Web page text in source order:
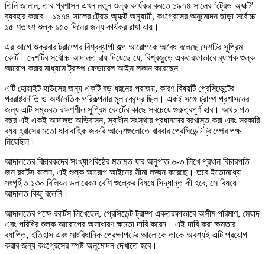
তিনি জানান, তার প্রশাসন এখন নতুন শুল্ক কার্যকর করতে ১৯৭৪ সালের ‘ট্রেড অ্যাক্ট’
ব্যবহার করবে। ১৯৭৪ সালের ট্রেড অ্যাক্ট অনুযায়ী, কংগ্রেসের অনুমোদন ছাড়া সর্বোচ্চ
১৫ শতাংশ শুল্ক ১৫০ দিনের জন্য কার্যকর রাখা যায়।
এর আগে শুক্রবার ট্রাম্পের বিশ্বব্যাপী শুল্প আরোপকে অবৈধ বলেছে দেশটির সুপ্রিম
কোর্ট। দেশটির সর্বোচ্চ আদালত রায় দিয়েছে যে, বিশ্বজুড়ে একতরফাভাবে ব্যাপক শুল্ক
আরোপ করার মাধ্যমে ট্রাম্প ফেডারেল আইন লঙ্ঘন করেছেন।
এটি হোয়াইট হাউসের জন্য একটি বড় ধরনের পরাজয়, কারণ বিষয়টি প্রেসিডেন্টের
পররাষ্ট্রনীতি ও অর্থনৈতিক পরিকল্পনার মূল কেন্দ্রে ছিল। একই সঙ্গে ট্রাম্প প্রশাসনের
জন্য এটি সম্ভবত রক্ষণশীল সুপ্রিম কোর্টের কাছে সবচেয়ে গুরুত্বপূর্ণ হার। অথচ গত
বছর এই একই আদালত অভিবাসন, স্বাধীন সংস্থার প্রধানদের বরখাস্ত করা এবং সরকারি
ব্যয় হ্রাসের মতো ধারাবাহিক জরুরি আদেশগুলোতে বারবার প্রেসিডেন্ট ট্রাম্পের পক্ষ
নিয়েছিল।
আদালতের বিচারকদের সংখ্যাগরিষ্ঠের মতামত যার অনুপাত ৬-৩ লিখে প্রধান বিচারপতি
জন রবার্টস বলেন, এই শুল্ক আরোপ আইনের সীমা লঙ্ঘন করেছে। তবে ইতোমধ্যে
সংগৃহীত ১৩০ বিলিয়ন ডলারেরও বেশি শুল্কের বিষয়ে সিদ্ধান্ত কী হবে, সে বিষয়ে
আদালত কিছু বলেনি।
আদালতের পক্ষে রবার্টস লিখেছেন, প্রেসিডেন্ট ট্রাম্প একতরফাভাবে অসীম পরিমাণ, মেয়াদ
এবং পরিধির শুল্ক আরোপের অসাধারণ ক্ষমতা দাবি করেন। এই দাবি করা ক্ষমতার
ব্যাপ্তি, ইতিহাস এবং সাংবিধানিক প্রেক্ষাপটের আলোকে তাকে অবশ্যই এটি প্রয়োগ
করার জন্য কংগ্রেসের স্পষ্ট অনুমোদন দেখাতে হবে।